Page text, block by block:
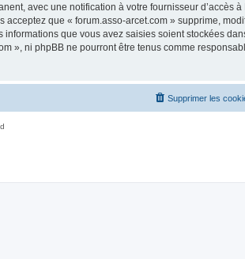
avec une notification à votre fournisseur d’accès à
que « forum.asso-arcet.com » supprime,
que vous avez saisies soient stockées
», ni phpBB ne pourront être tenus comme
Supprimer les